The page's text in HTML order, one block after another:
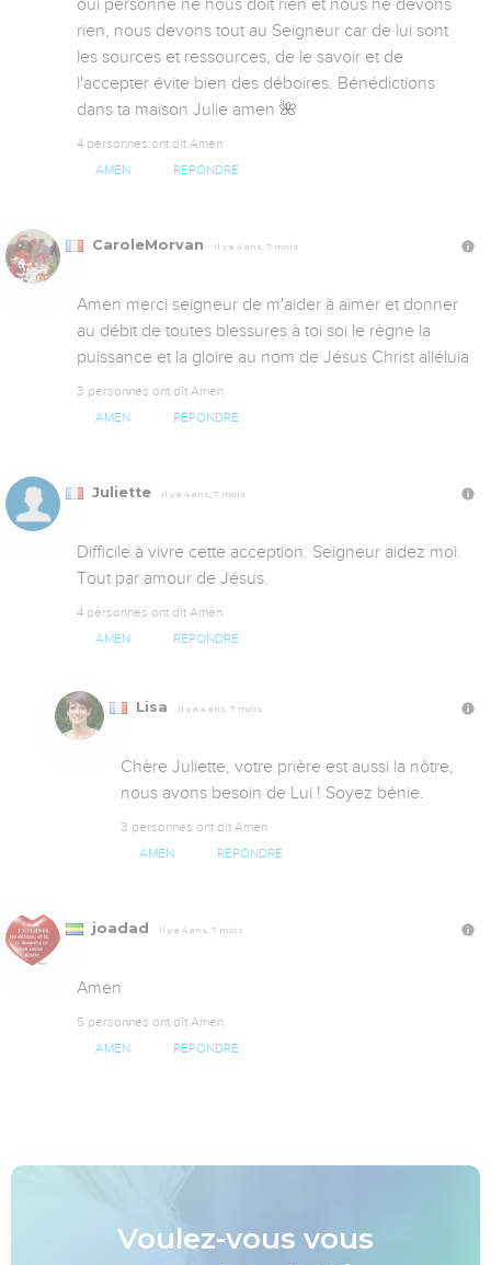
oui personne ne nous doit rien et nous ne devons
rien, nous devons tout au Seigneur car de lui sont
les sources et ressources, de le savoir et de
l'accepter évite bien des déboires. Bénédictions
dans ta maison Julie amen 🌺
4 personnes ont dit Amen
AMEN RÉPONDRE
CaroleMorvan Il y a 4 ans, 7 mois
Amen merci seigneur de m'aider à aimer et donner
au débit de toutes blessures à toi soi le règne la
puissance et la gloire au nom de Jésus Christ alléluia
3 personnes ont dit Amen
AMEN RÉPONDRE
Juliette Il y a 4 ans, 7 mois
Difficile à vivre cette acception. Seigneur aidez moi.
Tout par amour de Jésus.
4 personnes ont dit Amen
AMEN RÉPONDRE
Lisa Il y a 4 ans, 7 mois
Chère Juliette, votre prière est aussi la nôtre,
nous avons besoin de Lui ! Soyez bénie.
3 personnes ont dit Amen
AMEN RÉPONDRE
joadad Il y a 4 ans, 7 mois
Amen
5 personnes ont dit Amen
AMEN RÉPONDRE
Voulez-vous vous